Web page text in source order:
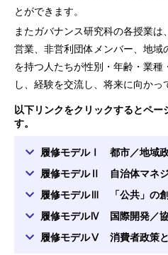
とができます。
またガバナンス研究科の各授業
営業、非営利団体メンバー、地
を持つ人たちが性別・年齢・業
し、経験を交流し、将来に向かっ
以下リンクをクリックするとペー
す。
履修モデルⅠ 都市／地域
履修モデルⅡ 自治体マネ
履修モデルⅢ 「公共」の
履修モデルⅣ 国際開発／
履修モデルⅤ 消費者政策